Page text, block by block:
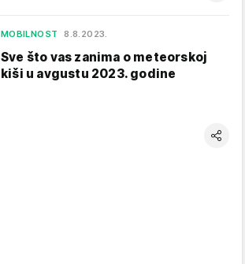
MOBILNOST 8.8.2023.
Sve što vas zanima o meteorskoj
kiši u avgustu 2023. godine